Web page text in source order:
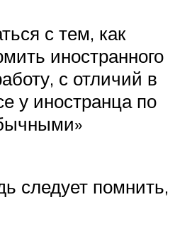
с тем, как
иностранного
с отличий в
у иностранца по
следует помнить,